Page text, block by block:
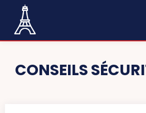
CONSEILS